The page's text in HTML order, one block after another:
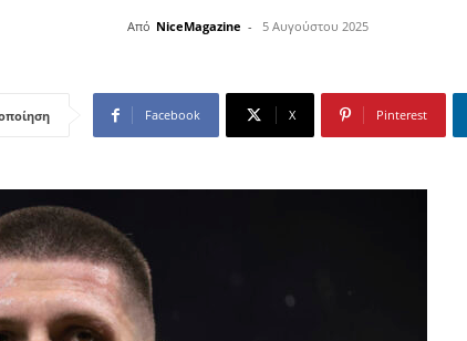
Από NiceMagazine - 5 Αυγούστου 2025
Facebook X Pinterest